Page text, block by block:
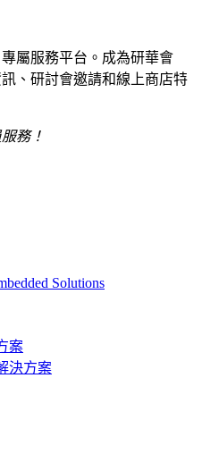
屬服務平台。成為研華會
、研討會邀請和線上商店特
務！
Solutions
案
決方案